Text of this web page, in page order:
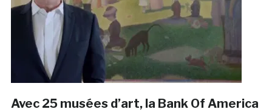
Avec 25 musées d’art, la Bank Of America